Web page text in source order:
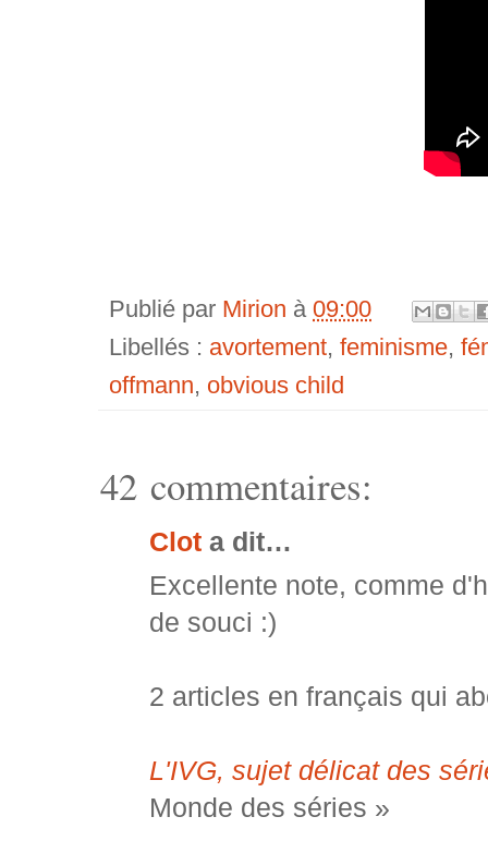
Publié par Mirion à 09:00
Libellés : avortement, feminisme,
offmann, obvious child
42 commentaires:
Clot a dit…
Excellente note, comme
de souci :)
2 articles en français qui
L'IVG, sujet délicat des
Monde des séries »